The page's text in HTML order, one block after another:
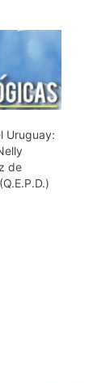
Uruguay:
de